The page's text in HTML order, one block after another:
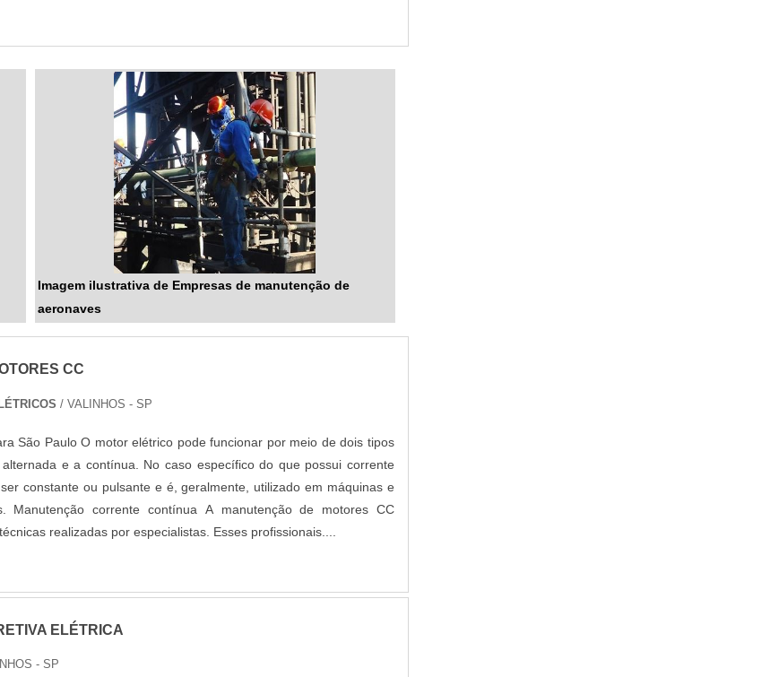
Imagem ilustrativa de Empresas de manutenção de
aeronaves
CC
/ VALINHOS - SP
São Paulo O motor elétrico pode funcionar por meio de dois tipos
e a contínua. No caso específico do que possui corrente
constante ou pulsante e é, geralmente, utilizado em máquinas e
Manutenção corrente contínua A manutenção de motores CC
realizadas por especialistas. Esses profissionais....
ELÉTRICA
- SP